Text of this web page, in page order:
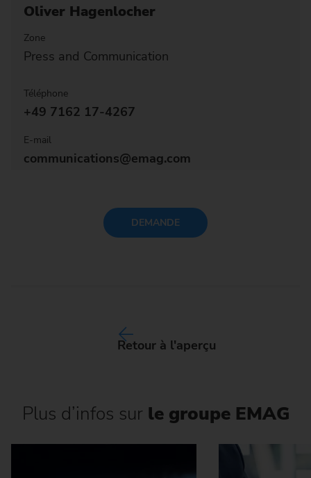
Oliver Hagenlocher
Zone
Press and Communication
Téléphone
+49 7162 17-4267
E-mail
communications@emag.com
DEMANDE
Retour à l'aperçu
Plus d’infos sur le groupe EMAG